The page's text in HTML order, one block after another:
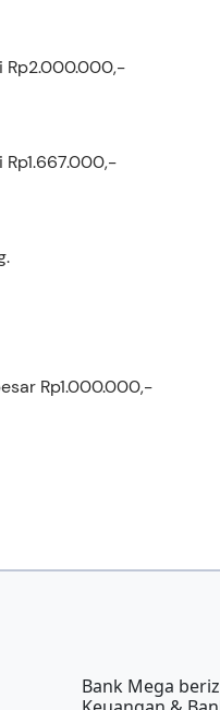
Rp2.000.000,-
Rp1.000.000,-
Bank Mega